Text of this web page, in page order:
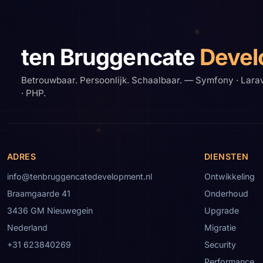
ten Bruggencate
Betrouwbaar. Persoonlijk. Schaalbaar. — Symfony ·
· PHP.
ADRES
info@tenbruggencatedevelopment.nl
Braamgaarde 41
3436 GM Nieuwegein
Nederland
+31 623840269
DIENSTEN
Ontwikkeling
Onderhoud
Upgrade
Migratie
Security